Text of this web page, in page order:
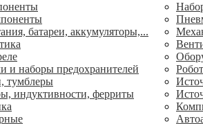
батареи, аккумуляторы,...
и наборы предохранителей
тумблеры
индуктивности, ферриты